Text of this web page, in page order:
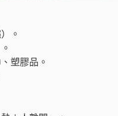
。
塑膠品。